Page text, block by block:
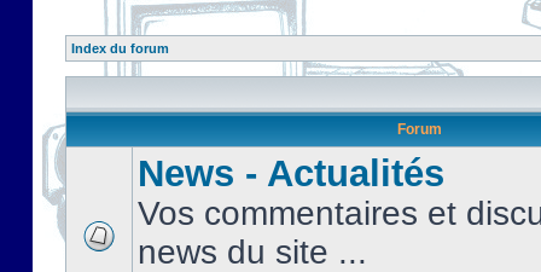
Index du forum
Forum
News - Actualités
Vos commentaires et
news du site ...